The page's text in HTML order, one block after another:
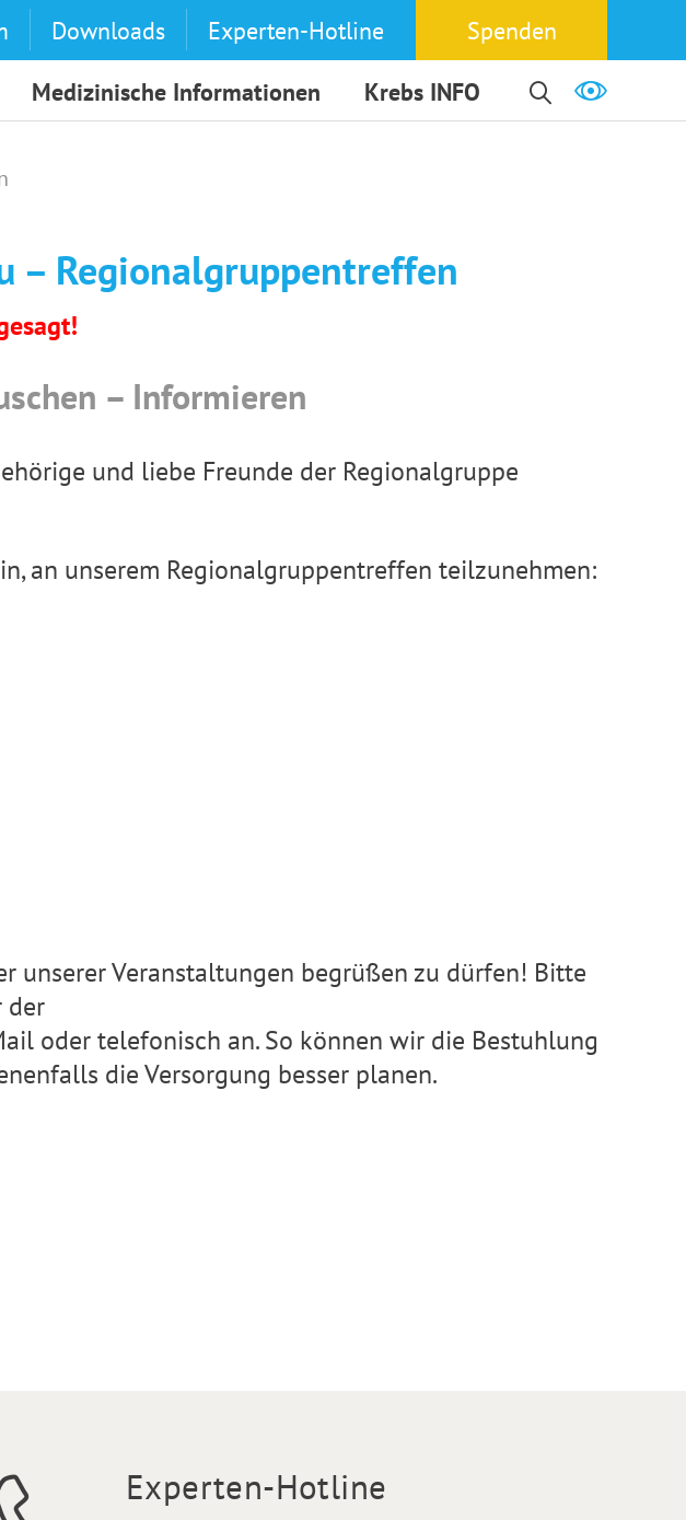
Downloads Experten-Hotline
Spenden
Medizinische Informationen Krebs INFO
– Regionalgruppentreffen
– Informieren
und liebe Freunde der Regionalgruppe
an unserem Regionalgruppentreffen teilzunehmen:
unserer Veranstaltungen begrüßen zu dürfen! Bitte
der
oder telefonisch an. So können wir die Bestuhlung
die Versorgung besser planen.
Experten-Hotline